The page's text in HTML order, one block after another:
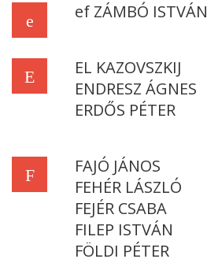
e ef ZÁMBÓ ISTVÁN
E
EL KAZOVSZKIJ
ENDRESZ ÁGNES
ERDŐS PÉTER
F
FAJÓ JÁNOS
FEHÉR LÁSZLÓ
FEJÉR CSABA
FILEP ISTVÁN
FÖLDI PÉTER